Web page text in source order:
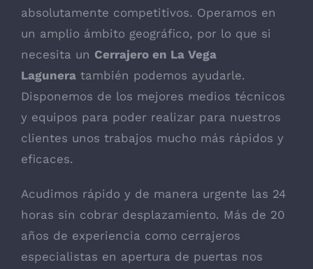
absolutamente competitivos. Operamos en
un amplio ámbito geográfico, por lo que si
necesita un Cerrajero en La Vega
Lagunera también podemos ayudarle.
Disponemos de los mejores medios técnicos
y equipos para poder realizar para nuestros
clientes unos trabajos mucho más rápidos y
eficaces.
Acudimos rápido y de manera urgente las 24
horas sin cobrar desplazamiento. Más de 20
años de experiencia como cerrajeros
especialistas en apertura de puertas nos